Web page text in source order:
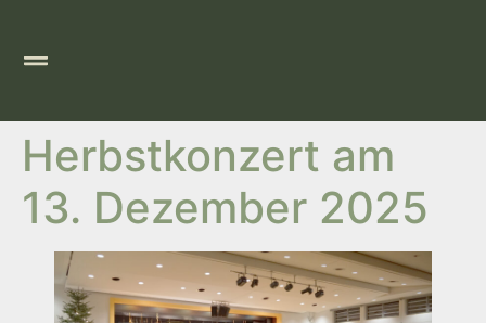
Herbstkonzert am
13. Dezember 2025